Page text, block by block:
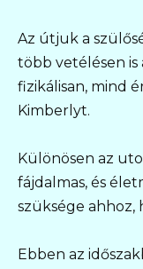
Az útjuk a
több vetélésen is
fizikálisan, mind
Kimberlyt.
Különösen az
fájdalmas, és
szüksége ahhoz,
Ebben az